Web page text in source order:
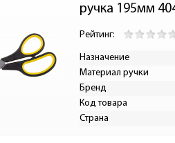
ручка 195мм
Рейтинг:
Назначение
Материал ручки
Бренд
Код товара
Страна